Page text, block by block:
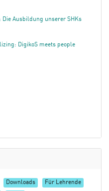
Ausbildung unserer SHKs
DigikoS meets people
Downloads Für Lehrende